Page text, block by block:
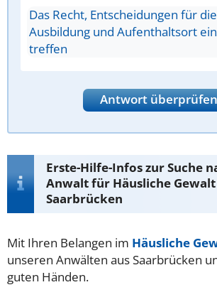
Das Recht, Entscheidungen für
Ausbildung und Aufenthaltsort
treffen
Antwort überprüfen
Erste-Hilfe-Infos zur Suche
Anwalt für Häusliche
Saarbrücken
Mit Ihren Belangen im Häusliche
unseren Anwälten aus Saarbrücken
guten Händen.